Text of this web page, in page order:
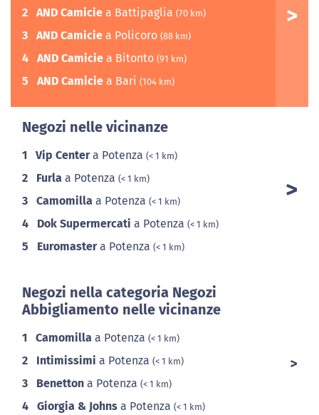
2 AND Camicie a Battipaglia (70 km)
3 AND Camicie a Policoro (88 km)
4 AND Camicie a Bitonto (91 km)
5 AND Camicie a Bari (104 km)
Negozi nelle vicinanze
1 Vip Centera Potenza (< 1 km)
2 Furla a Potenza (< 1 km)
3 Camomilla a Potenza (< 1 km)
4 Dok Supermercati a Potenza (< 1 km)
5 Euromastera Potenza (< 1 km)
Negozi nella categoria Negozi
Abbigliamento nelle vicinanze
1 Camomilla a Potenza (< 1 km)
2 Intimissimi a Potenza (< 1 km)
3 Benetton a Potenza (< 1 km)
4 Giorgia & Johns a Potenza (< 1 km)